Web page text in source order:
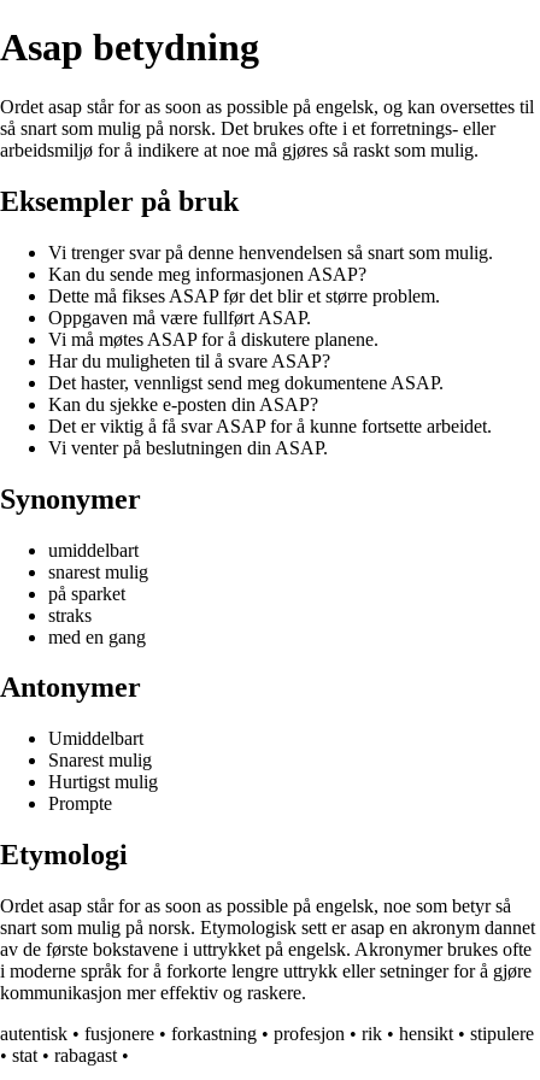
Asap betydning
Ordet asap står for as soon as possible på engelsk, og kan oversettes til
så snart som mulig på norsk. Det brukes ofte i et forretnings- eller
arbeidsmiljø for å indikere at noe må gjøres så raskt som mulig.
Eksempler på bruk
Vi trenger svar på denne henvendelsen så snart som mulig.
Kan du sende meg informasjonen ASAP?
Dette må fikses ASAP før det blir et større problem.
Oppgaven må være fullført ASAP.
Vi må møtes ASAP for å diskutere planene.
Har du muligheten til å svare ASAP?
Det haster, vennligst send meg dokumentene ASAP.
Kan du sjekke e-posten din ASAP?
Det er viktig å få svar ASAP for å kunne fortsette arbeidet.
Vi venter på beslutningen din ASAP.
Synonymer
umiddelbart
snarest mulig
på sparket
straks
med en gang
Antonymer
Umiddelbart
Snarest mulig
Hurtigst mulig
Prompte
Etymologi
Ordet asap står for as soon as possible på engelsk, noe som betyr så
snart som mulig på norsk. Etymologisk sett er asap en akronym dannet
av de første bokstavene i uttrykket på engelsk. Akronymer brukes ofte
i moderne språk for å forkorte lengre uttrykk eller setninger for å gjøre
kommunikasjon mer effektiv og raskere.
autentisk • fusjonere • forkastning • profesjon • rik • hensikt • stipulere
• stat • rabagast •